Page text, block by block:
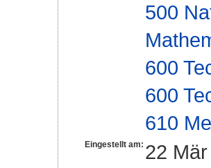
500
600
600
610
Eingestellt am: 22